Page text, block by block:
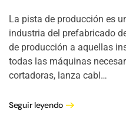
La pista de producción es
industria del prefabricado
de producción a aquellas
todas las máquinas
cortadoras, lanza cabl…
Seguir leyendo